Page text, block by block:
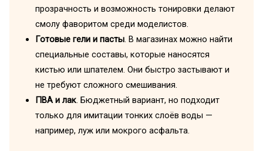
прозрачность и возможность тонировки делают
смолу фаворитом среди моделистов.
Готовые гели и пасты. В магазинах можно найти
специальные составы, которые наносятся
кистью или шпателем. Они быстро застывают и
не требуют сложного смешивания.
ПВА и лак. Бюджетный вариант, но подходит
только для имитации тонких слоёв воды —
например, луж или мокрого асфальта.